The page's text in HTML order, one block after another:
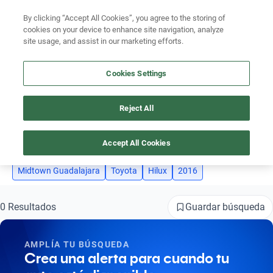
Ubicación
AUTOS TOYOTA HILUX 2016 MIDTOWN GUADALAJARA
Busca por versión
Busca por marca
Busca por modelo
4
Midtown Guadalajara Toyota Hilux 2016
0 Resultados Guardar búsqueda
AMPLÍA TU BÚSQUEDA
Crea una alerta para cuando tu
By clicking “Accept All Cookies”, you agree to the storing of
cookies on your device to enhance site navigation, analyze
site usage, and assist in our marketing efforts.
Cookies Settings
Reject All
Accept All Cookies